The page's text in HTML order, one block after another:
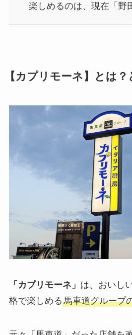
楽しめるのは、現在「野
【カプリモーネ】とは
「カプリモーネ」 は、おいし
格で楽しめる馬車道グループ